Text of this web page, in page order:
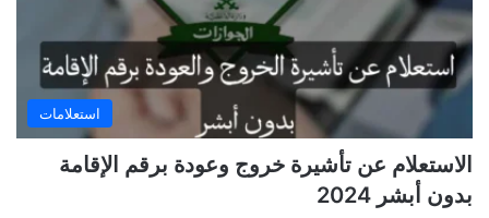
استعلامات
الاستعلام عن تأشيرة خروج وعودة برقم الإقامة
بدون أبشر 2024